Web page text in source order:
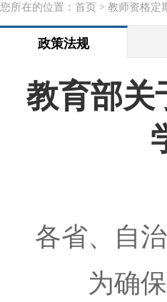
您所在的位置： 首页 > 教师资格定
政策法规
教育部关
各省、自
为确保